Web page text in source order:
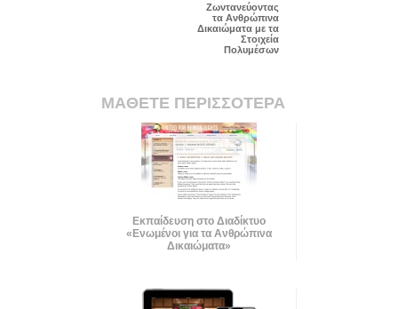
Ζωντανεύοντας
τα Ανθρώπινα
Δικαιώματα με τα
Στοιχεία
Πολυμέσων
ΜΑΘΕΤΕ ΠΕΡΙΣΣΟΤΕΡΑ
Εκπαίδευση στο Διαδίκτυο
«Ενωμένοι για τα Ανθρώπινα
Δικαιώματα»